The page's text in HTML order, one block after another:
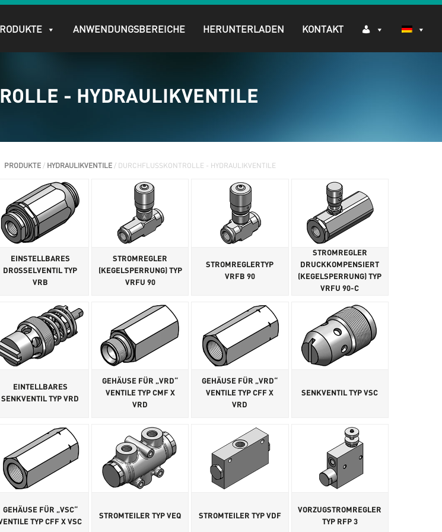
ANWENDUNGSBEREICHE HERUNTERLADEN KONTAKT
- HYDRAULIKVENTILE
PRODUKTE / HYDRAULIKVENTILE / DURCHFLUSSKONTROLLE - HYDRAULIKVENTILE
EINSTELLBARES
DROSSELVENTIL TYP
VRB
STROMREGLER
(KEGELSPERRUNG) TYP
VRFU 90
STROMREGLERTYP
VRFB 90
STROMREGLER
DRUCKKOMPENSIERT
(KEGELSPERRUNG) TYP
VRFU 90-C
EINTELLBARES
SENKVENTIL TYP VRD
GEHÄUSE FÜR „VRD“
VENTILE TYP CMF X
VRD
GEHÄUSE FÜR „VRD“
VENTILE TYP CFF X
VRD
SENKVENTIL TYP VSC
GEHÄUSE FÜR „VSC“
TYP CFF X VSC
STROMTEILER TYP VEQ STROMTEILER TYP VDF
VORZUGSTROMREGLER
TYP RFP 3